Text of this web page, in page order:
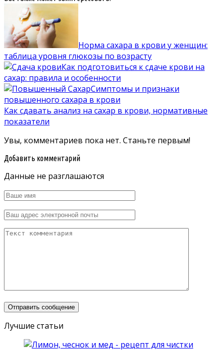
Норма сахара в крови у женщин:
таблица уровня глюкозы по возрасту
Как подготовиться к сдаче крови на
сахар: правила и особенности
Симптомы и признаки
повышенного сахара в крови
Как сдавать анализ на сахар в крови, нормативные
показатели
Увы, комментариев пока нет. Станьте первым!
Добавить комментарий
Данные не разглашаются
Лучшие статьи